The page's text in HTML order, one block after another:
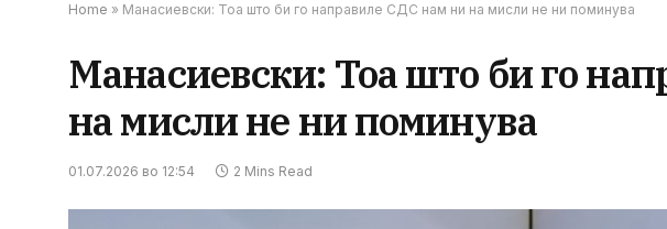
Home » Манасиевски: Тоа што би го направиле СДС нам ни на мисли не ни поминува
Манасиевски: Тоа што би го
на мисли не ни поминува
01.07.2026 во 12:54 2 Mins Read